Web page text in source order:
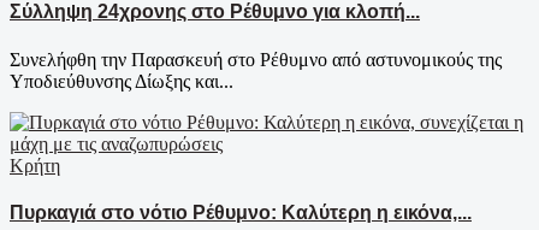
Σύλληψη 24χρονης στο Ρέθυμνο για κλοπή...
Συνελήφθη την Παρασκευή στο Ρέθυμνο από αστυνομικούς της
Υποδιεύθυνσης Δίωξης και...
Κρήτη
Πυρκαγιά στο νότιο Ρέθυμνο: Καλύτερη η εικόνα,...